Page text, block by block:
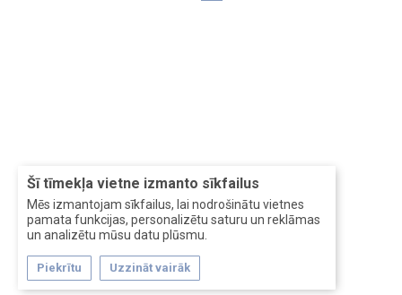
Šī tīmekļa vietne izmanto sīkfailus
Mēs izmantojam sīkfailus, lai nodrošinātu vietnes
pamata funkcijas, personalizētu saturu un reklāmas
un analizētu mūsu datu plūsmu.
Piekrītu Uzzināt vairāk